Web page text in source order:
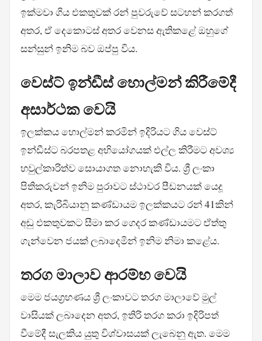
ඉක්මවා ගිය එකතුවක් රන් පුවරුවේ සටහන් කරගත්
අතර, ඒ දෙකොටස් අතර වෙනස ඇතිකළේ ඔහුගේ
සන්සුන් ඉනිම බව ඔප්පු විය.
වෙස්ට් ඉන්ඩීස් හොල්මන් කිරීමේදී
අසාර්ථක වෙයි
ඉලක්කය හොල්මන් කරමින් ඉදිරියට ගිය වෙස්ට්
ඉන්ඩීස්ට බරපතළ අභියෝගයක් එල්ල කිරීමට අවශ්‍ය
හවුල්කාරිත්ව සොයාගත නොහැකි විය. ශ්‍රී ලංකා
පිතිකරුවන් ඉනිම පුරාවට ස්ථාවර පීඩනයක් යෙදූ
අතර, කැරිබියානු කණ්ඩායම ඉලක්කයට රන් 41කින්
අඩු එකතුවකට සීමා කර ගෙදර කණ්ඩායමට ඒත්තු
ගැන්වෙන ජයක් ලබාදෙමින් ඉනිම නිමා කළේය.
තරග මාලාව ආරම්භ වෙයි
මෙම ජයග්‍රහණය ශ්‍රී ලංකාවට තරග මාලාවේ මුල්
වාසියක් ලබාදෙන අතර, ඉතිරි තරග කරා ඉදිරිපත්
වීමේදී සැලකිය යුතු විශ්වාසයක් ලැබෙනු ඇත. මෙම